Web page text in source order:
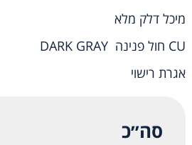
מיכל דלק מלא
CU חול פנינה DARK GRAY
אגרת רישוי
סה״כ